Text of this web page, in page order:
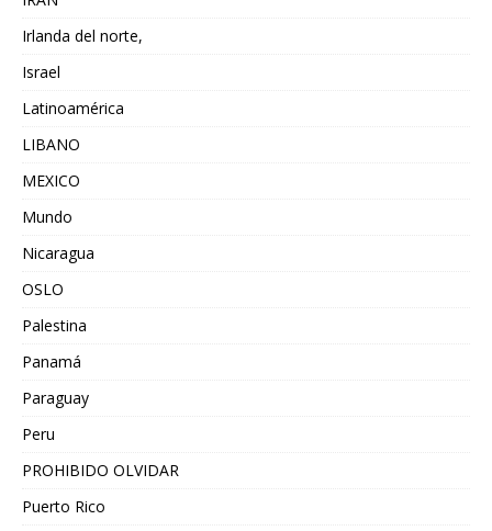
Irlanda del norte,
Israel
Latinoamérica
LIBANO
MEXICO
Mundo
Nicaragua
OSLO
Palestina
Panamá
Paraguay
Peru
PROHIBIDO OLVIDAR
Puerto Rico